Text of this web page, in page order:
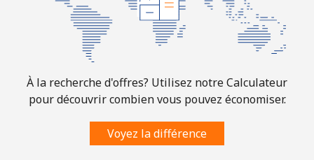
À la recherche d'offres? Utilisez notre Calculateur
pour découvrir combien vous pouvez économiser.
Voyez la différence